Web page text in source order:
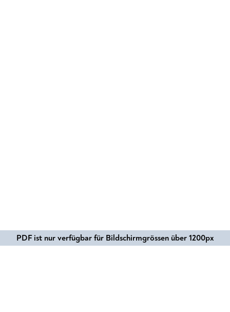
PDF ist nur verfügbar für Bildschirmgrössen über 1200px